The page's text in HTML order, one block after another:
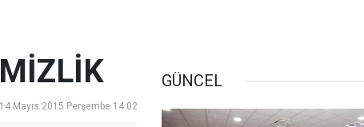
14 Mayıs 2015 Perşembe 14:02
GÜNCEL